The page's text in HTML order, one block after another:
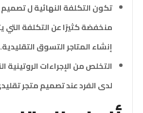
تكون التكلفة النهائية ل
منخفضة كثيرًا عن التكلفة التي
إنشاء المتاجر التسوق التقليدية.
التخلص من الإجراءات الروتينية
لدى الفرد عند تصميم متجر